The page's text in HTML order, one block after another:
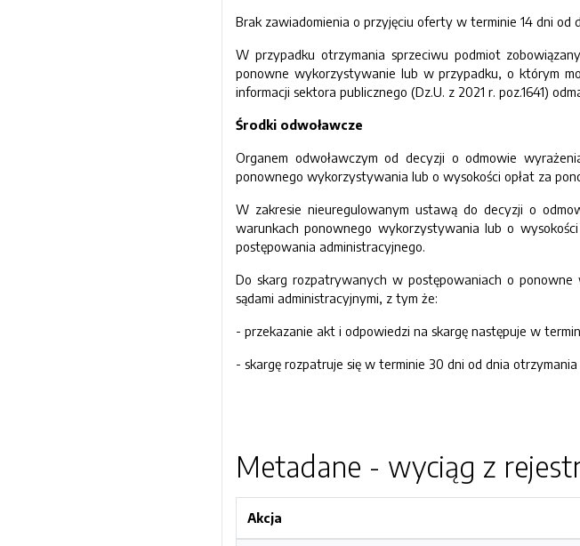
Brak zawiadomienia o przyjęciu oferty w terminie 14 dni
W przypadku otrzymania sprzeciwu podmiot
ponowne wykorzystywanie lub w przypadku, o którym
informacji sektora publicznego (Dz.U. z 2021 r. poz.1641)
Środki odwoławcze
Organem odwoławczym od decyzji o odmowie
ponownego wykorzystywania lub o wysokości opłat za
W zakresie nieuregulowanym ustawą do decyzji o
warunkach ponownego wykorzystywania lub o
postępowania administracyjnego.
Do skarg rozpatrywanych w postępowaniach o
sądami administracyjnymi, z tym że:
- przekazanie akt i odpowiedzi na skargę następuje w
- skargę rozpatruje się w terminie 30 dni od dnia
Metadane - wyciąg z
Akcja